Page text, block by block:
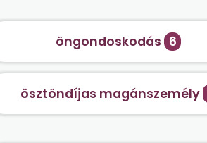
öngondoskodás 6
ösztöndíjas magánszemély